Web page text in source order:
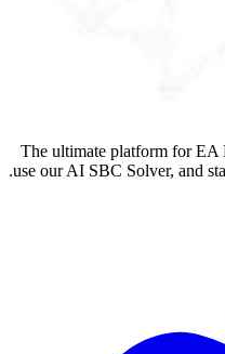
The ultimate platform for EA
use our AI SBC Solver, and